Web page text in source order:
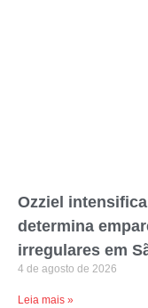
Ozziel
determina
irregulares em
4 de agosto de 2026
Leia mais »